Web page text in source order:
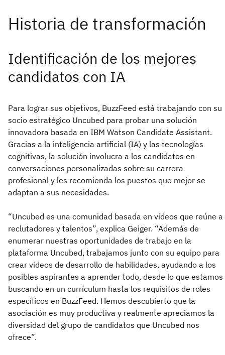
Identificación de los mejores
candidatos con IA
Para lograr sus objetivos, BuzzFeed está trabajando con su
socio estratégico Uncubed para probar una solución
innovadora basada en IBM Watson Candidate Assistant.
Gracias a la inteligencia artificial (IA) y las tecnologías
cognitivas, la solución involucra a los candidatos en
conversaciones personalizadas sobre su carrera
profesional y les recomienda los puestos que mejor se
adaptan a sus necesidades.
“Uncubed es una comunidad basada en videos que reúne a
reclutadores y talentos”, explica Geiger. “Además de
enumerar nuestras oportunidades de trabajo en la
plataforma Uncubed, trabajamos junto con su equipo para
crear videos de desarrollo de habilidades, ayudando a los
posibles aspirantes a aprender todo, desde lo que estamos
buscando en un currículum hasta los requisitos de roles
específicos en BuzzFeed. Hemos descubierto que la
asociación es muy productiva y realmente apreciamos la
diversidad del grupo de candidatos que Uncubed nos
ofrece”.